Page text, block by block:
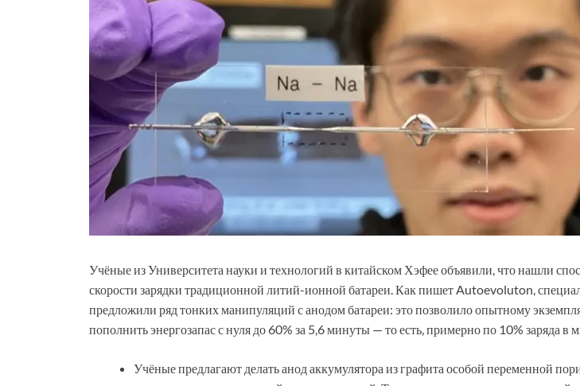
Учёные из Университета науки и технологий в китайском Хэфее объявили, что нашли
скорости зарядки традиционной литий-ионной батареи. Как пишет Autoevoluton,
предложили ряд тонких манипуляций с анодом батареи: это позволило опытному
пополнить энергозапас с нуля до 60% за 5,6 минуты — то есть, примерно по 10% заряда в
Учёные предлагают делать анод аккумулятора из графита особой переменной